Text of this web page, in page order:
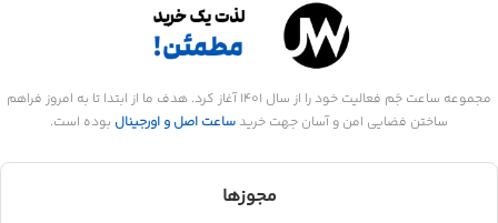
مجموعه ساعت جَم فعالیت خود را از سال 1401 آغاز کرد. هدف ما از ابتدا تا به امروز فراهم
ساختن فضایی امن و آسان جهت خرید ساعت اصل و اورجینال بوده است.
مجوزها